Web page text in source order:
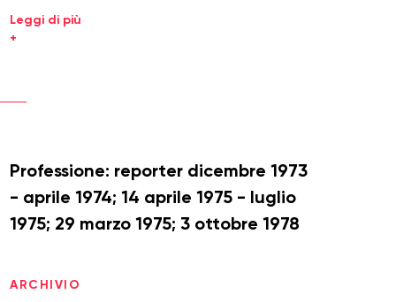
Leggi di più
+
Professione: reporter dicembre 1973
- aprile 1974; 14 aprile 1975 - luglio
1975; 29 marzo 1975; 3 ottobre 1978
ARCHIVIO